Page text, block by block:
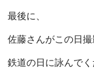
最後に、
佐藤さんがこの日撮
鉄道の日に詠んでく